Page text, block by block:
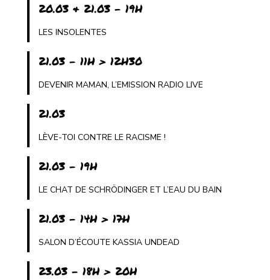
20.03 & 21.03 - 19H
LES INSOLENTES
21.03 - 11H > 12H30
DEVENIR MAMAN, L’EMISSION RADIO LIVE
21.03
LÈVE-TOI CONTRE LE RACISME !
21.03 - 19H
LE CHAT DE SCHRÖDINGER ET L’EAU DU BAIN
21.03 - 14H > 17H
SALON D’ÉCOUTE KASSIA UNDEAD
23.03 - 18H > 20H